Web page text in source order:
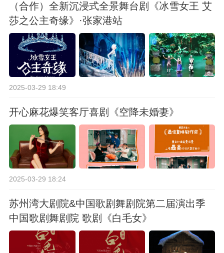
（合作）全新沉浸式全景舞台剧《冰雪女王 艾
莎之公主奇缘》·张家港站
2025-03-29 18:49
开心麻花爆笑客厅喜剧《空降未婚妻》
2025-03-29 18:24
苏州湾大剧院&中国歌剧舞剧院第二届演出季
中国歌剧舞剧院 歌剧《白毛女》